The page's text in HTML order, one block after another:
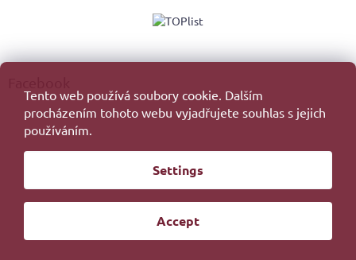
Tento web používá soubory cookie. Dalším
procházením tohoto webu vyjadřujete souhlas s jejich
používáním.
Settings
Accept
Created by Shoptet
. All rights reserved.
Redesign byFilipesmedia 🧡